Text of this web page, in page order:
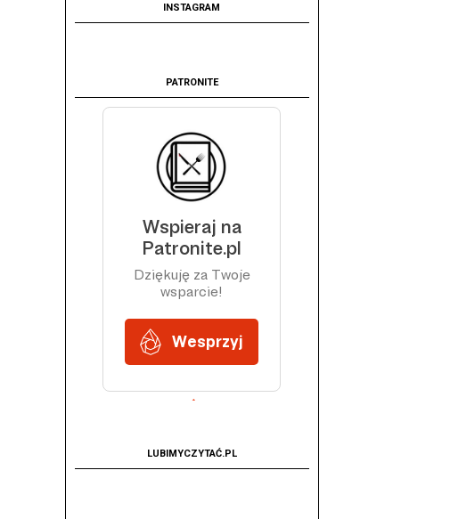
INSTAGRAM
PATRONITE
LUBIMYCZYTAĆ.PL